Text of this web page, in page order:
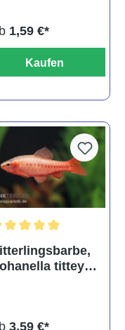
1,59 €*
Kaufen
von 5 Sternen
titteya,
3,59 €*